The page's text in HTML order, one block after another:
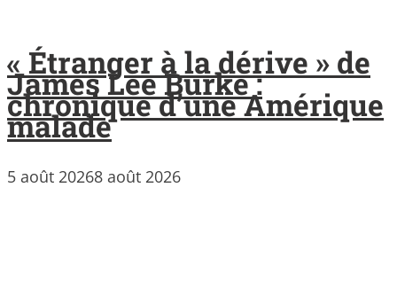
« Étranger à la dérive » de
James Lee Burke :
chronique d’une Amérique
malade
5 août 20268 août 2026